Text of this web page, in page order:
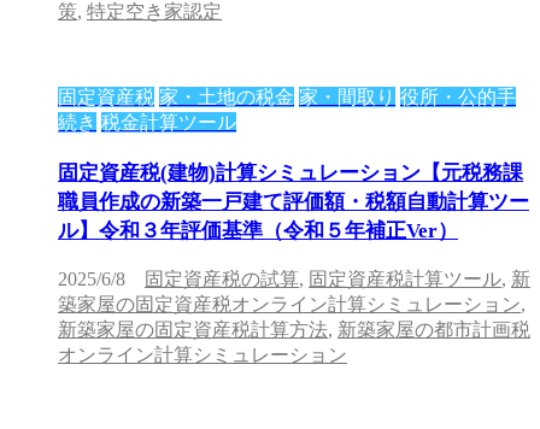
策, 特定空き家認定
固定資産税 家・土地の税金 家・間取り 役所・公的手
続き 税金計算ツール
固定資産税(建物)計算シミュレーション【元税務課
職員作成の新築一戸建て評価額・税額自動計算ツー
ル】令和３年評価基準（令和５年補正Ver）
2025/6/8 固定資産税の試算, 固定資産税計算ツール, 新
築家屋の固定資産税オンライン計算シミュレーション,
新築家屋の固定資産税計算方法, 新築家屋の都市計画税
オンライン計算シミュレーション